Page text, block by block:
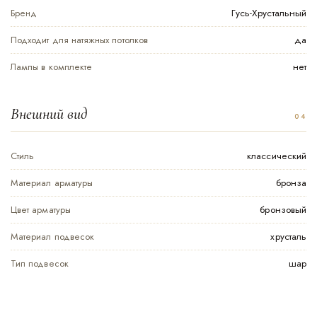
Бренд
Гусь-Хрустальный
Подходит для натяжных потолков
да
Лампы в комплекте
нет
Внешний вид
Стиль
классический
Материал арматуры
бронза
Цвет арматуры
бронзовый
Материал подвесок
хрусталь
Тип подвесок
шар